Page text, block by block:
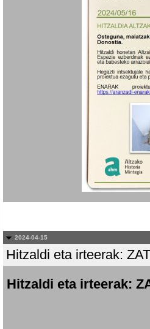
2024-04-15
Hitzaldi eta irteerak:
Hitzaldi eta irteerak: